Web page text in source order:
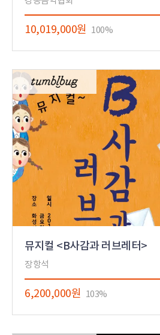
10,019,000원 100%
뮤지컬 <B사감과 러브레터>
장항석
6,200,000원 103%